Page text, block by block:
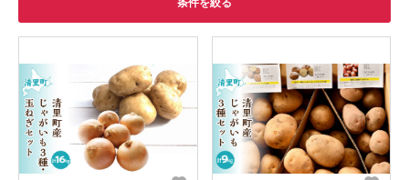
条件を絞る